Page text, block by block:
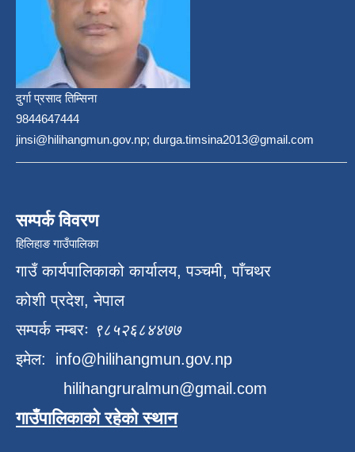
दुर्गा प्रसाद तिम्सिना
9844647444
jinsi@hilihangmun.gov.np; durga.timsina2013@gmail.com
सम्पर्क विवरण
हिलिहाङ गाउँपालिका
गाउँ कार्यपालिकाको कार्यालय, पञ्चमी, पाँचथर
कोशी प्रदेश, नेपाल
सम्पर्क नम्बरः ९८५२६८४४७७
इमेल: info@hilihangmun.gov.np
hilihangruralmun@gmail.com
गाउँपालिकाको रहेको स्थान